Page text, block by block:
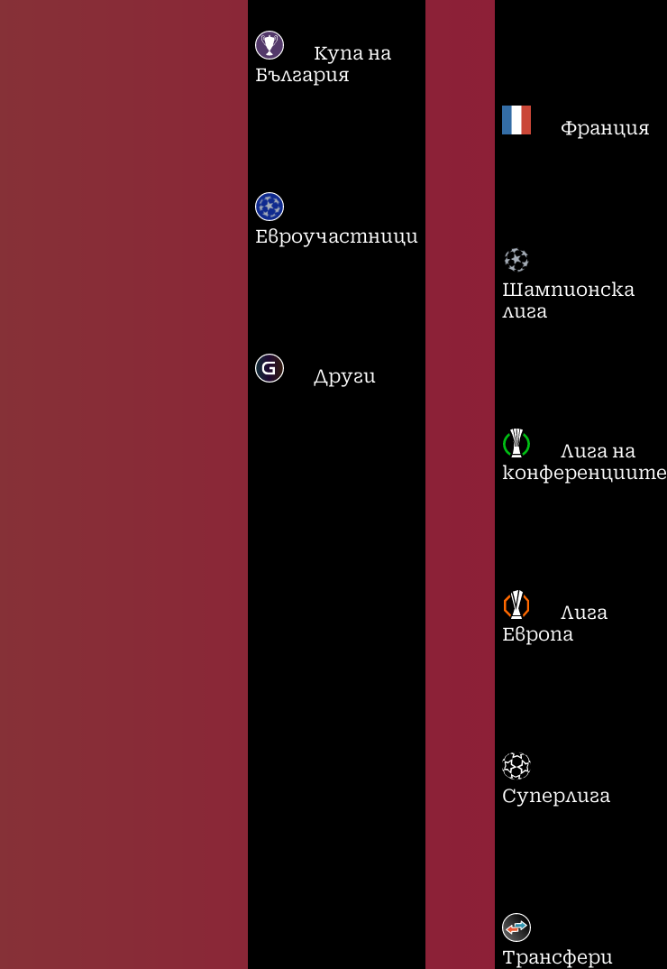
Купа на
България
Евроучастници
Други
Франция
Шампионска
лига
Лига на
конференциите
Лига
Европа
Суперлига
Трансфери